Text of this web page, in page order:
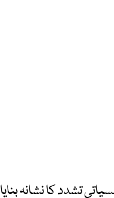
تشدد کا نشانہ بنایا